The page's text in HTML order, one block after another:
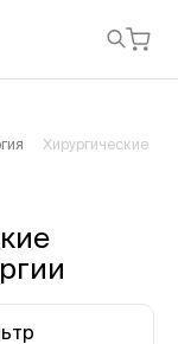
Хирургические